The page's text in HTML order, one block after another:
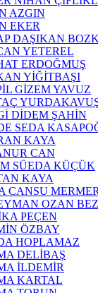
AZGIN
EKER
DAŞIKAN
YETEREL
ERDOĞMUŞ
YİĞİTBAŞI
GİZEM YAVUZ
DİDEM ŞAHİN
SEDA
KAYA
CAN
SÜEDA KÜÇÜK
KAYA
CANSU MERMER
OZAN
PEÇEN
ÖZBAY
HOPLAMAZ
DELİBAŞ
İLDEMİR
KARTAL